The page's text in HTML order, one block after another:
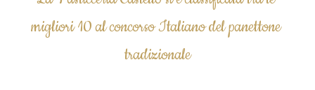
migliori 10 al concorso Italiano del panettone
tradizionale